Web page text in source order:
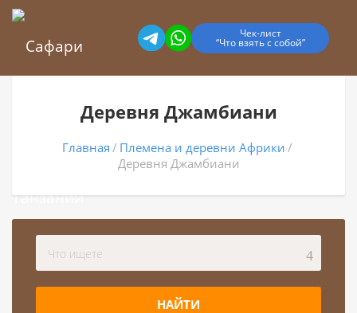
Чек-лист
“Что взять с собой”
Деревня Джамбиани
Главная
Племена и деревни Африки
Деревня Джамбиани
НАЙТИ